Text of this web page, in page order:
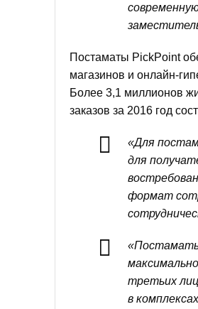
Постаматы PickPoint
магазинов и онлайн-
Более 3,1 миллионов
заказов за 2016 год
«Для
для
формат
третьих
в